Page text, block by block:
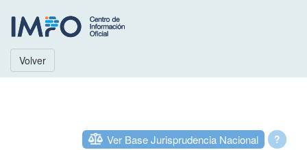
Volver
?
Ver Base Jurisprudencia Nacional